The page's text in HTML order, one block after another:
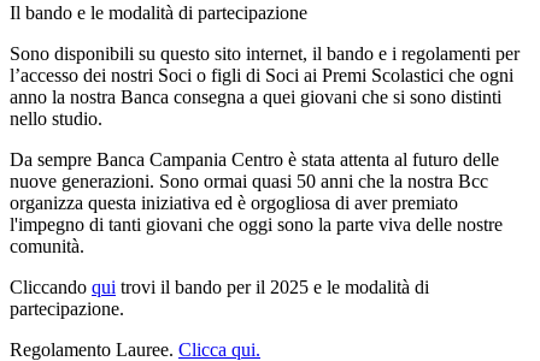
Il bando e le modalità di partecipazione
Sono disponibili su questo sito internet, il bando e i regolamenti per
l’accesso dei nostri Soci o figli di Soci ai Premi Scolastici che ogni
anno la nostra Banca consegna a quei giovani che si sono distinti
nello studio.
Da sempre Banca Campania Centro è stata attenta al futuro delle
nuove generazioni. Sono ormai quasi 50 anni che la nostra Bcc
organizza questa iniziativa ed è orgogliosa di aver premiato
l'impegno di tanti giovani che oggi sono la parte viva delle nostre
comunità.
Cliccando qui trovi il bando per il 2025 e le modalità di
partecipazione.
Regolamento Lauree. Clicca qui.